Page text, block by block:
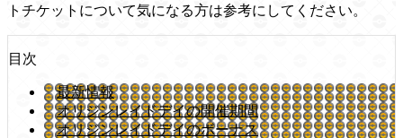
トチケットについて気になる方は参考にしてください。
目次
最新情報
オリジンレイドデイの開催期間
オリジンレイドデイのボーナス